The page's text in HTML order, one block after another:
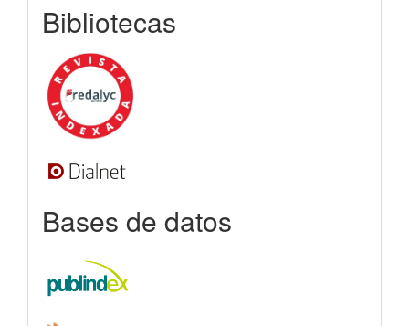
Bibliotecas
Bases de datos